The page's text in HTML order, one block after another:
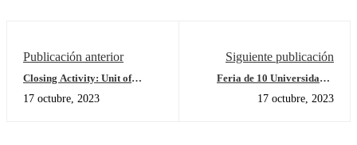
Publicación anterior
Closing Activity: Unit of
17 octubre, 2023
Siguiente publicación
Feria de 10 Universidades
UnivAssist
17 octubre, 2023